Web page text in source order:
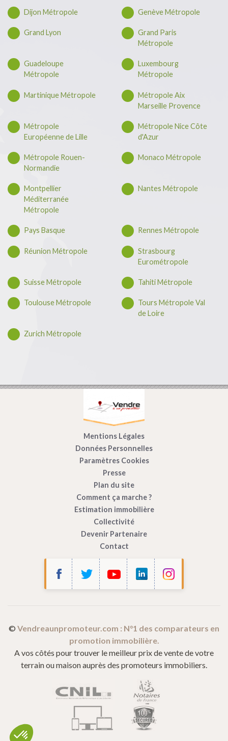
Dijon Métropole Genève Métropole
Grand Lyon
Grand Paris
Métropole
Guadeloupe
Métropole
Luxembourg
Métropole
Martinique Métropole
Métropole Aix
Marseille Provence
Métropole
Européenne de Lille
Métropole Nice Côte
d'Azur
Métropole Rouen-
Normandie
Monaco Métropole
Montpellier
Méditerranée
Métropole
Nantes Métropole
Pays Basque Rennes Métropole
Réunion Métropole
Strasbourg
Eurométropole
Suisse Métropole Tahiti Métropole
Toulouse Métropole
Tours Métropole Val
de Loire
Zurich Métropole
Mentions Légales
Données Personnelles
Paramètres Cookies
Presse
Plan du site
Comment ça marche ?
Estimation immobilière
Collectivité
Devenir Partenaire
Contact
© Vendreaunpromoteur.com : N°1 des comparateurs en
promotion immobilière.
A vos côtés pour trouver le meilleur prix de vente de votre
terrain ou maison auprès des promoteurs immobiliers.